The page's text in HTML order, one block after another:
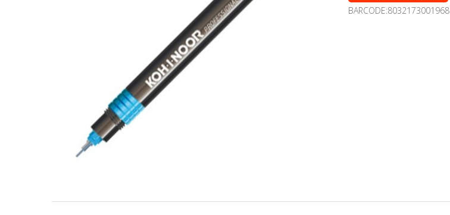
BARCODE:8032173001968